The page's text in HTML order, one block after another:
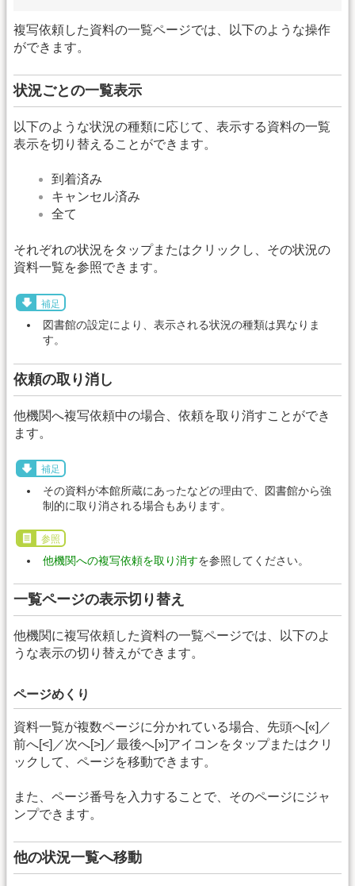
複写依頼した資料の一覧ページでは、以下のような操作
ができます。
状況ごとの一覧表示
以下のような状況の種類に応じて、表示する資料の一覧
表示を切り替えることができます。
到着済み
キャンセル済み
全て
それぞれの状況をタップまたはクリックし、その状況の
資料一覧を参照できます。
補足
図書館の設定により、表示される状況の種類は異なりま
す。
依頼の取り消し
他機関へ複写依頼中の場合、依頼を取り消すことができ
ます。
補足
その資料が本館所蔵にあったなどの理由で、図書館から強
制的に取り消される場合もあります。
参照
他機関への複写依頼を取り消すを参照してください。
一覧ページの表示切り替え
他機関に複写依頼した資料の一覧ページでは、以下のよ
うな表示の切り替えができます。
ページめくり
資料一覧が複数ページに分かれている場合、先頭へ[«]／
前へ[<]／次へ[>]／最後へ[»]アイコンをタップまたはクリ
ックして、ページを移動できます。
また、ページ番号を入力することで、そのページにジャ
ンプできます。
他の状況一覧へ移動